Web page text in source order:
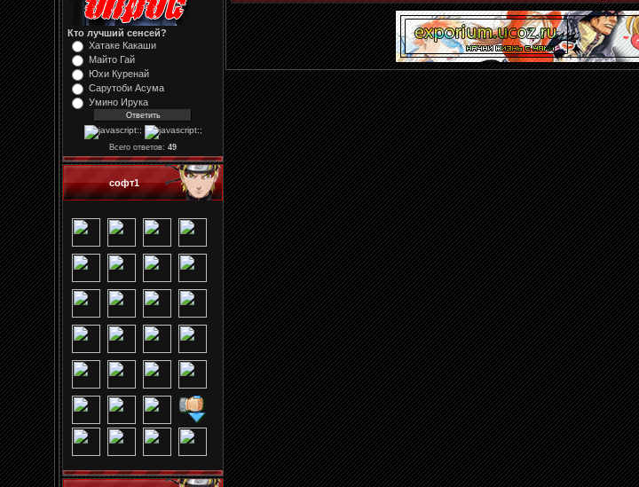
Кто лучший сенсей?
Хатаке Какаши
Майто Гай
Юхи Куренай
Сарутоби Асума
Умино Ирука
Всего ответов: 49
софт1